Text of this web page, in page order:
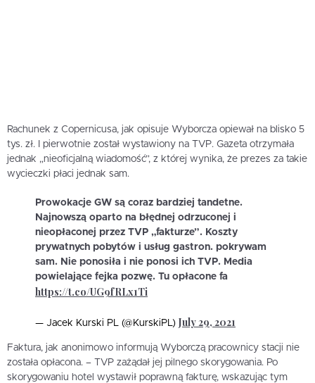
Rachunek z Copernicusa, jak opisuje Wyborcza opiewał na blisko 5
tys. zł. I pierwotnie został wystawiony na TVP. Gazeta otrzymała
jednak „nieoficjalną wiadomość”, z której wynika, że prezes za takie
wycieczki płaci jednak sam.
Prowokacje GW są coraz bardziej tandetne.
Najnowszą oparto na błędnej odrzuconej i
nieopłaconej przez TVP „fakturze”. Koszty
prywatnych pobytów i usług gastron. pokrywam
sam. Nie ponosiła i nie ponosi ich TVP. Media
powielające fejka pozwę. Tu opłacone fa
https://t.co/UG9fRLx1Ti
— Jacek Kurski PL (@KurskiPL) July 29, 2021
Faktura, jak anonimowo informują Wyborczą pracownicy stacji nie
została opłacona. – TVP zażądał jej pilnego skorygowania. Po
skorygowaniu hotel wystawił poprawną fakturę, wskazując tym